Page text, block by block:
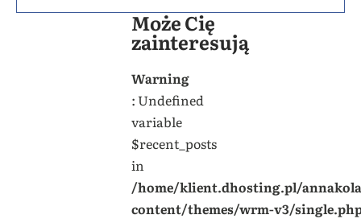
Może Cię
zainteresują
Warning
: Undefined
variable
$recent_posts
in
/home/klient.dhosting.pl/
content/themes/wrm-v3/